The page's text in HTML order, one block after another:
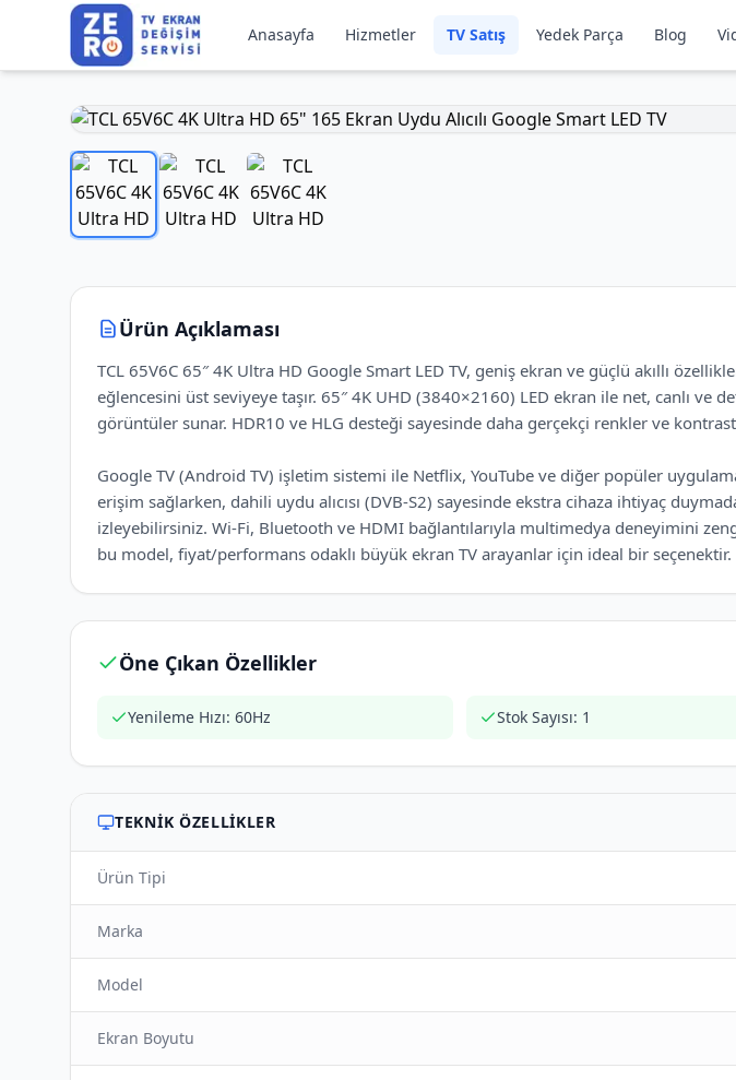
Anasayfa Hizmetler TV Satış Yedek Parça Blog
Ürün Açıklaması
TCL 65V6C 65″ 4K Ultra HD Google Smart LED TV, geniş ekran ve güçlü akıllı
eğlencesini üst seviyeye taşır. 65″ 4K UHD (3840×2160) LED ekran ile net, canlı ve
görüntüler sunar. HDR10 ve HLG desteği sayesinde daha gerçekçi renkler ve
Google TV (Android TV) işletim sistemi ile Netflix, YouTube ve diğer popüler
erişim sağlarken, dahili uydu alıcısı (DVB-S2) sayesinde ekstra cihaza ihtiyaç
izleyebilirsiniz. Wi-Fi, Bluetooth ve HDMI bağlantılarıyla multimedya deneyimini
bu model, fiyat/performans odaklı büyük ekran TV arayanlar için ideal bir seçenektir.
Öne Çıkan Özellikler
Yenileme Hızı: 60Hz Stok Sayısı: 1
TEKNIK ÖZELLIKLER
Ürün Tipi
Marka
Model
Ekran Boyutu